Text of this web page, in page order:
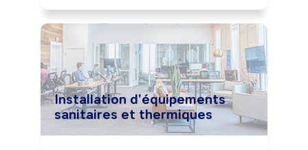
dépannage et de maintenance.
Installation d'équipements
sanitaires et thermiques